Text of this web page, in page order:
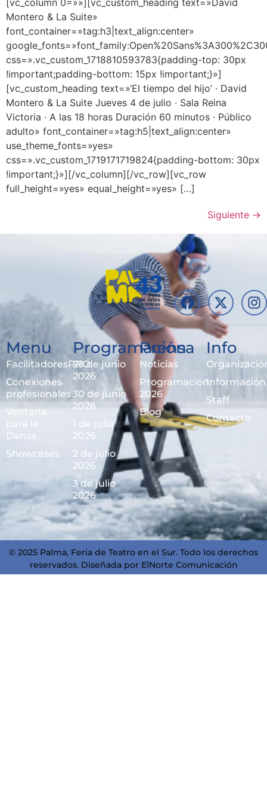
Montero & La Suite»
font_container=»tag:h3|text_align:center»
css=».vc_custom_1718810593783{padding-top: 30px
!important;padding-bottom: 15px !important;}»]
[vc_custom_heading text=»‘El tiempo del hijo’ · David
Montero & La Suite Jueves 4 de julio · Sala Reina
Victoria · A las 18 horas Duración 60 minutos · Público
adulto» font_container=»tag:h5|text_align:center»
use_theme_fonts=»yes»
css=».vc_custom_1719171719824{padding-bottom: 30px
!important;}»][/vc_column][/vc_row][vc_row
full_height=»yes» equal_height=»yes» […]
Siguiente →
Menu
FacilitadoresPRO
Conexiones
profesionales
Ventana
para la
Danza
Showcases
Programación
29 de junio
2026
30 de junio
2026
1 de julio
2026
2 de julio
2026
3 de julio
2026
Prensa
Noticias
Programación
2026
Blog
Info
Información
Staff
Contacto
© 2025 Palma, Feria de Teatro en el Sur. Todo los derechos
reservados. Diseñada por ElNorte Comunicación